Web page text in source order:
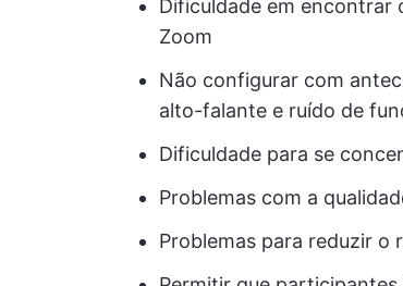
Dificuldade em encontrar
Zoom
Não configurar com
alto-falante e ruído de
Dificuldade para se
Problemas com a
Problemas para reduzir o